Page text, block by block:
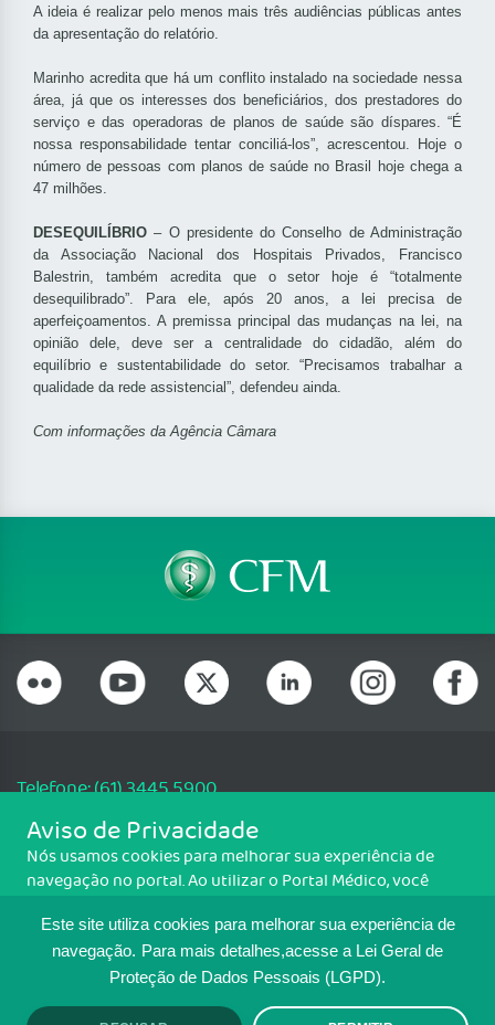
Este site utiliza cookies para melhorar sua experiência de
navegação. Para mais detalhes,acesse a Lei Geral de
Proteção de Dados Pessoais (LGPD).
A ideia é realizar pelo menos mais três audiências públicas antes
da apresentação do relatório.
Marinho acredita que há um conflito instalado na sociedade nessa
área, já que os interesses dos beneficiários, dos prestadores do
serviço e das operadoras de planos de saúde são díspares. “É
nossa responsabilidade tentar conciliá-los”, acrescentou. Hoje o
número de pessoas com planos de saúde no Brasil hoje chega a
47 milhões.
DESEQUILÍBRIO – O presidente do Conselho de Administração
da Associação Nacional dos Hospitais Privados, Francisco
Balestrin, também acredita que o setor hoje é “totalmente
desequilibrado”. Para ele, após 20 anos, a lei precisa de
aperfeiçoamentos. A premissa principal das mudanças na lei, na
opinião dele, deve ser a centralidade do cidadão, além do
equilíbrio e sustentabilidade do setor. “Precisamos trabalhar a
qualidade da rede assistencial”, defendeu ainda.
Com informações da Agência Câmara
Telefone: (61) 3445 5900
Email: cfm@portalmedico.org.br
SGAS 616, Conjunto D, Lote 115, L2 Sul, Brasília/DF - CEP: 70200-760 -
CNPJ: 33.583.550/0001-30
MAPA DO SITE
TRANSPARÊNCIA E PRESTAÇÃO DE
Aviso de Privacidade
Nós usamos cookies para melhorar sua experiência de
navegação no portal. Ao utilizar o Portal Médico, você
Para ter mais informações sobre como isso é feito, acesse
Política de cookies. Se você concorda, clique em ACEITO.